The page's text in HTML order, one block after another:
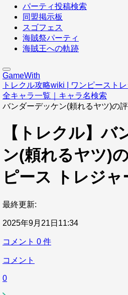
パーティ投稿検索
同盟掲示板
スゴフェス
海賊祭パーティ
海賊王への軌跡
GameWith
トレクル攻略wiki | ワンピースト
全キャラ一覧｜キャラ名検索
バンダーデッケン(頼れるヤツ)の
【トレクル】バ
ン(頼れるヤツ)
ピース トレジャ
最終更新:
2025年9月21日11:34
コメント 0 件
コメント
0